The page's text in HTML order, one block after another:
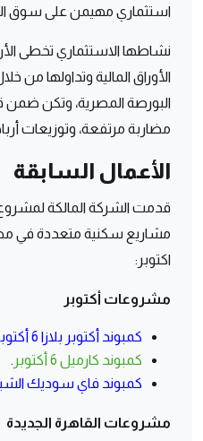
استثماري مهيمن على سوق
نشاطها الاستثماري تخطى
الأوراق المالية وتداولها
البورصة المصرية، وتكن ضمن
مضاربة مرتفعة، وتوزيعات
الأعمال السابقة
مشاريع سكنية متعددة في
اكتوبر:
مشروعات أكتوبر
كمبوند أكتوبر بلازا 6 أكتوبر
كمبوند كارميل 6 أكتوبر
.
كمبوند فاي سوديك
مشروعات القاهرة الجديدة